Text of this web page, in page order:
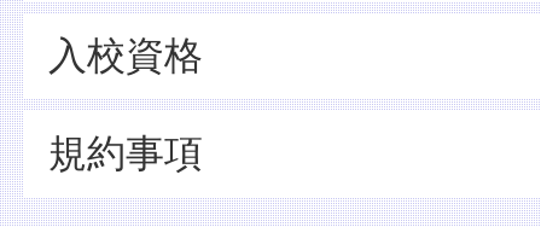
入校資格
規約事項